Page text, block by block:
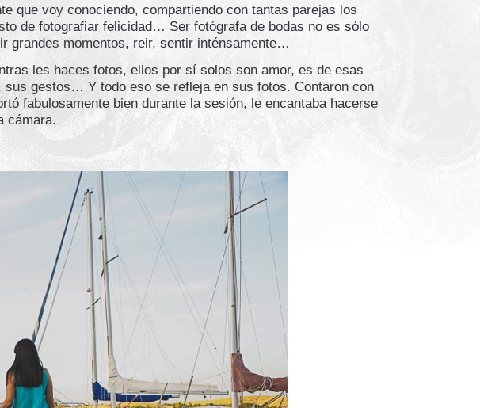
que voy conociendo, compartiendo con tantas parejas los
de fotografiar felicidad… Ser fotógrafa de bodas no es sólo
grandes momentos, reir, sentir inténsamente…
les haces fotos, ellos por sí solos son amor, es de esas
gestos… Y todo eso se refleja en sus fotos. Contaron con
fabulosamente bien durante la sesión, le encantaba hacerse
cámara.